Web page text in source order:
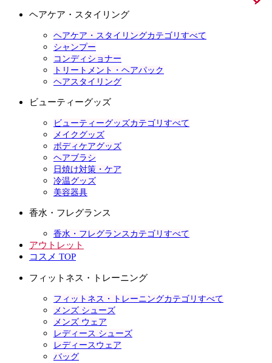
ヘアケア・スタイリング
ヘアケア・スタイリングカテゴリすべて
シャンプー
コンディショナー
トリートメント・ヘアパック
ヘアスタイリング
ビューティーグッズ
ビューティーグッズカテゴリすべて
メイクグッズ
ボディケアグッズ
ヘアブラシ
日焼け対策・ケア
冷温グッズ
美容器具
香水・フレグランス
香水・フレグランスカテゴリすべて
アウトレット
コスメ TOP
フィットネス・トレーニング
フィットネス・トレーニングカテゴリすべて
メンズ シューズ
メンズ ウェア
レディース シューズ
レディースウェア
バッグ